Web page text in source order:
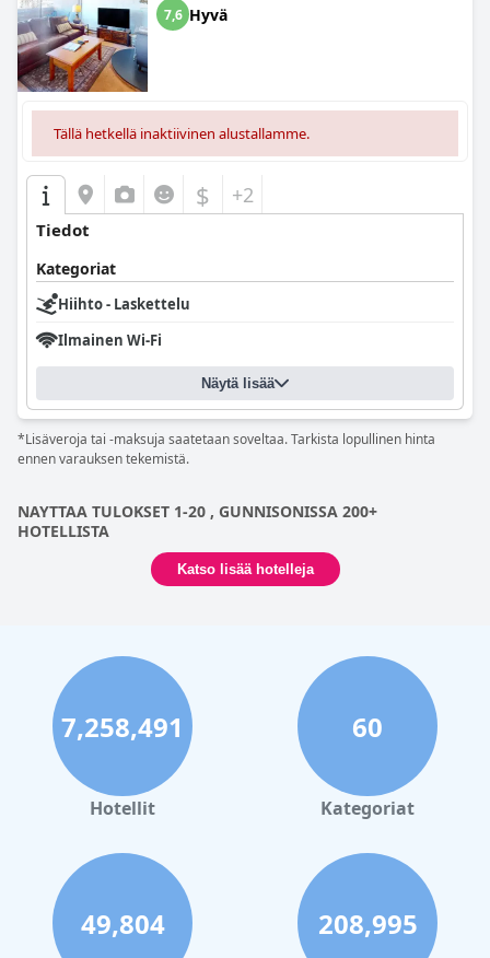
7,6 Hyvä
Tällä hetkellä inaktiivinen alustallamme.
$ +2
Tiedot
Kategoriat
Hiihto - Laskettelu
Ilmainen Wi-Fi
Näytä lisää
*Lisäveroja tai -maksuja saatetaan soveltaa. Tarkista lopullinen hinta
ennen varauksen tekemistä.
NAYTTAA TULOKSET 1-20 , GUNNISONISSA 200+
HOTELLISTA
Katso lisää hotelleja
7,258,491
Hotellit
60
Kategoriat
49,804 208,995